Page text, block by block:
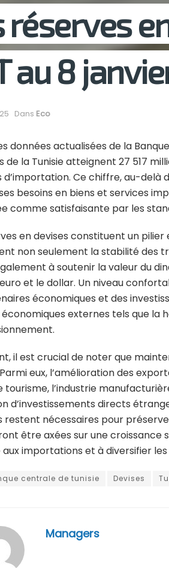
réserves
au 8
Dans Eco
données actualisées de la
de la Tunisie atteignent 27 517
d’importation. Ce chiffre, au-
besoins en biens et services
comme satisfaisante par les
en devises constituent un pilier
non seulement la stabilité des
à soutenir la valeur du
et le dollar. Un niveau
économiques et des
externes tels que la
il est crucial de noter que
eux, l’amélioration des
tourisme, l’industrie
d’investissements directs
restent nécessaires pour
être axées sur une croissance
aux importations et à diversifier
centrale de tunisie Devises
Managers